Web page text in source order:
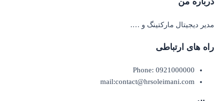
مدیر دیجیتال مارکتینگ و ….
راه های ارتباطی
Phone: 0921000000
mail:contact@hrsoleimani.com